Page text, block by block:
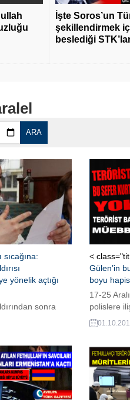
İşte Soros’un
şekillendirmek
beslediği
ARA
sıcağına:
yönelik açtığı
sonra
açıklama
Konseyi
olmalı" diyerek
<
Gülen’in
boyu
17-25
polislere
Gülen'in 1
darbe ile